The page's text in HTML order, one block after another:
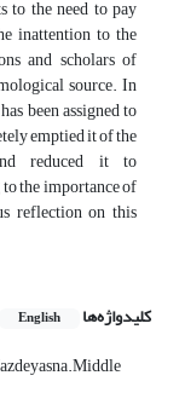
to the need to pay
inattention to the
and scholars of
source. In
been assigned to
emptied it of the
reduced it to
the importance of
reflection on this
کلیدواژه‌ها English